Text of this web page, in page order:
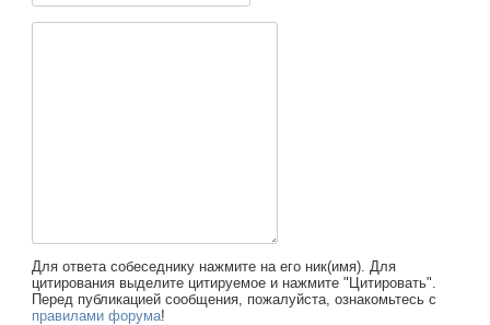
Для ответа собеседнику нажмите на его ник(имя). Для
цитирования выделите цитируемое и нажмите "Цитировать".
Перед публикацией сообщения, пожалуйста, ознакомьтесь с
правилами форума!